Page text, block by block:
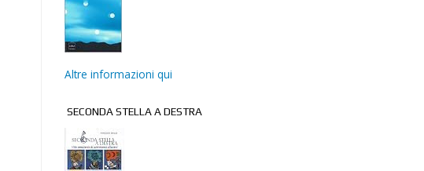
Altre informazioni qui
SECONDA STELLA A DESTRA